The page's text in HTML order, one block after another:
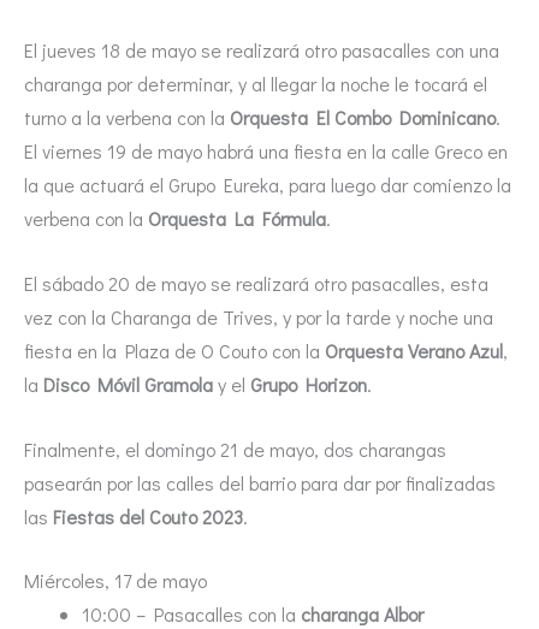
El jueves 18 de mayo se realizará otro pasacalles con una
charanga por determinar, y al llegar la noche le tocará el
turno a la verbena con la Orquesta El Combo Dominicano.
El viernes 19 de mayo habrá una fiesta en la calle Greco en
la que actuará el Grupo Eureka, para luego dar comienzo la
verbena con la Orquesta La Fórmula.
El sábado 20 de mayo se realizará otro pasacalles, esta
vez con la Charanga de Trives, y por la tarde y noche una
fiesta en la Plaza de O Couto con la Orquesta Verano Azul,
la Disco Móvil Gramolay el Grupo Horizon.
Finalmente, el domingo 21 de mayo, dos charangas
pasearán por las calles del barrio para dar por finalizadas
las Fiestas del Couto 2023.
Miércoles, 17 de mayo
10:00 – Pasacalles con la charanga Albor